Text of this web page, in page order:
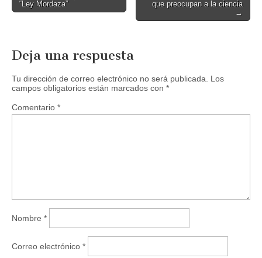
“Ley Mordaza”
que preocupan a la ciencia
→
Deja una respuesta
Tu dirección de correo electrónico no será publicada. Los
campos obligatorios están marcados con *
Comentario *
Nombre *
Correo electrónico *